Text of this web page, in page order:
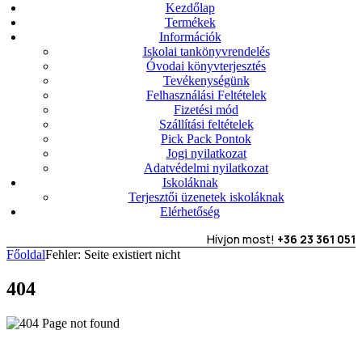
Kezdőlap
Termékek
Információk
Iskolai tankönyvrendelés
Óvodai könyvterjesztés
Tevékenységünk
Felhasználási Feltételek
Fizetési mód
Szállítási feltételek
Pick Pack Pontok
Jogi nyilatkozat
Adatvédelmi nyilatkozat
Iskoláknak
Terjesztői üzenetek iskoláknak
Elérhetőség
Hívjon most! +36 23 361 051
FőoldalFehler: Seite existiert nicht
404